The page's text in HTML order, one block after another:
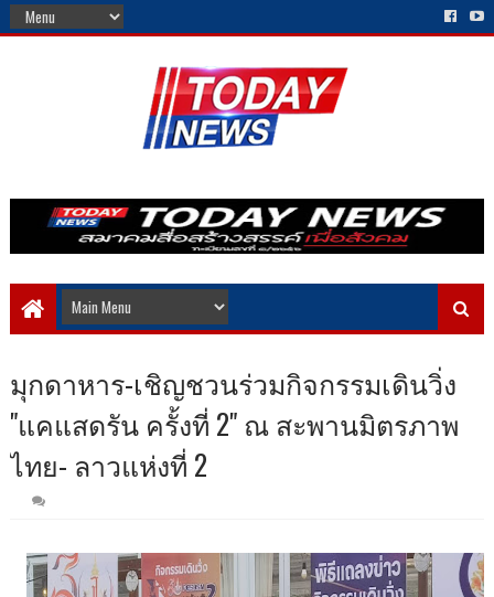
มุกดาหาร-เชิญชวนร่วมกิจกรรมเดินวิ่ง
"แคแสดรัน ครั้งที่ 2" ณ​ สะพานมิตรภาพ
ไทย- ลาวแห่งที่ 2​